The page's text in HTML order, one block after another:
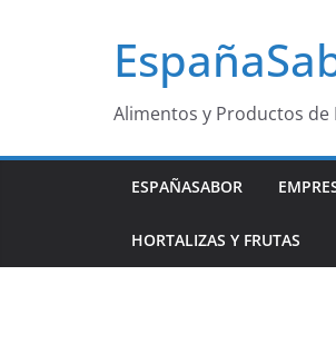
Alimentos y Productos de
ESPAÑASABOR
HORTALIZAS Y FRUTAS